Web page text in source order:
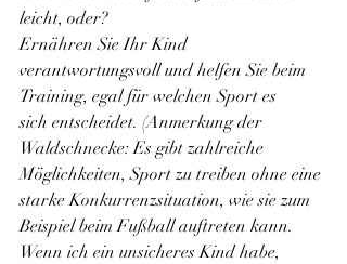
leicht, oder?
Ernähren Sie Ihr Kind
verantwortungsvoll und helfen Sie beim
Training, egal für welchen Sport es
sich entscheidet. (Anmerkung der
Waldschnecke: Es gibt zahlreiche
Möglichkeiten, Sport zu treiben ohne eine
starke Konkurrenzsituation, wie sie zum
Beispiel beim Fußball auftreten kann.
Wenn ich ein unsicheres Kind habe,